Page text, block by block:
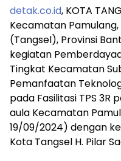
detak.co.id, KOTA
Kecamatan
(Tangsel), Provinsi
kegiatan
Tingkat Kecamatan
Pemanfaatan
pada Fasilitasi TPS 3R
aula Kecamatan
19/09/2024) dengan
Kota Tangsel H. Pilar